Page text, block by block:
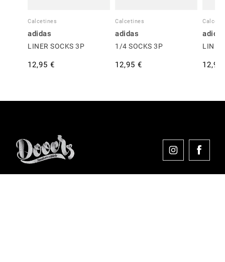
Calcetines
adidas
LINER SOCKS 3P
12,95 €
Calcetines
adidas
1/4 SOCKS 3P
12,95 €
LINER
12,95